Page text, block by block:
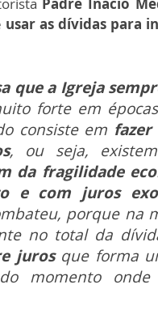
Padre Inácio
usar as dívidas para
que a Igreja
forte em
consiste em
, ou seja,
da fragilidade
e com juros
porque na
no total da
juros que forma
momento onde